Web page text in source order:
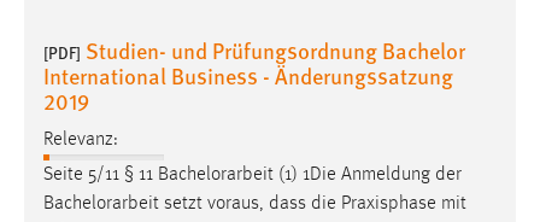
[PDF] Studien- und Prüfungsordnung Bachelor
International Business - Änderungssatzung
2019
Relevanz:
Seite 5/11 § 11 Bachelorarbeit (1) 1Die Anmeldung der
Bachelorarbeit setzt voraus, dass die Praxisphase mit
Sprachpräferenz
site-language-preference
Zweck:
Das Cookie speichert die gewählte Sprache der Website.